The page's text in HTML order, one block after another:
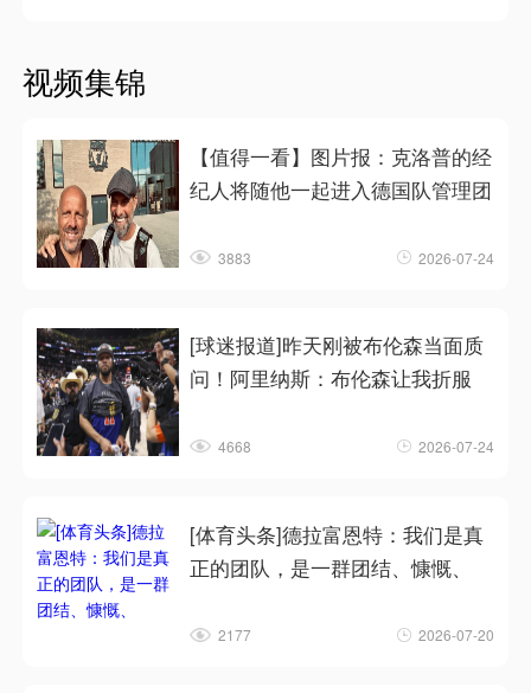
视频集锦
【值得一看】图片报：克洛普的经
纪人将随他一起进入德国队管理团
3883 2026-07-24
[球迷报道]昨天刚被布伦森当面质
问！阿里纳斯：布伦森让我折服
4668 2026-07-24
[体育头条]德拉富恩特：我们是真
正的团队，是一群团结、慷慨、
2177 2026-07-20